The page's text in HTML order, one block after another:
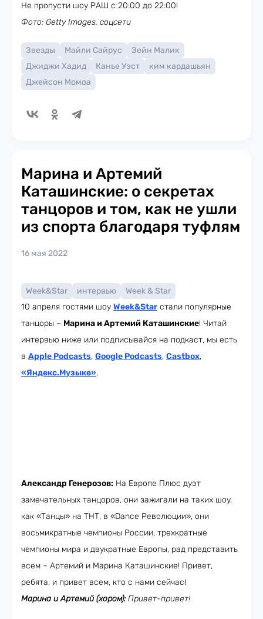
Не пропусти шоу РАШ с 20:00 до 22:00!
Фото: Getty Images, соцсети
Звезды Майли Сайрус
Зейн Малик
Джиджи Хадид
Канье Уэст
ким кардашьян
Джейсон Момоа
Марина и Артемий
Каташинские: о секретах
танцоров и том, как не ушли
из спорта благодаря туфлям
16 мая 2022
Week&Star интервью
Week & Star
10 апреля гостями шоу Week&Star стали популярные
танцоры – Марина и Артемий Каташинские! Читай
интервью ниже или подписывайся на подкаст, мы есть
в Apple Podcasts, Google Podcasts, Castbox,
«Яндекс.Музыке».
Александр Генерозов: На Европе Плюс дуэт
замечательных танцоров, они зажигали на таких шоу,
как «Танцы» на ТНТ, в «Dance Революции», они
восьмикратные чемпионы России, трехкратные
чемпионы мира и двукратные Европы, рад представить
всем – Артемий и Марина Каташинские! Привет,
ребята, и привет всем, кто с нами сейчас!
Марина и Артемий (хором):Привет-привет!